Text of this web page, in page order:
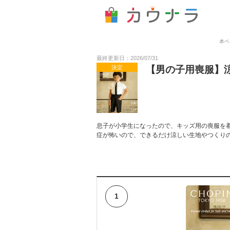
本
最終更新日：2026/07/31
決定
【男の子用喪服
息子が小学生になったので、キッズ用の喪服
症が怖いので、できるだけ涼しい生地やつくり
1